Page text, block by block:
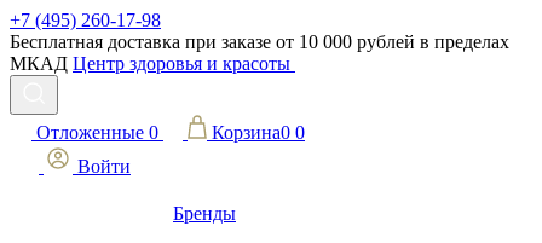
+7 (495) 260-17-98
Бесплатная доставка при заказе от 10 000 рублей в пределах
МКАД Центр здоровья и красоты
Отложенные 0 Корзина0 0
Войти
Бренды